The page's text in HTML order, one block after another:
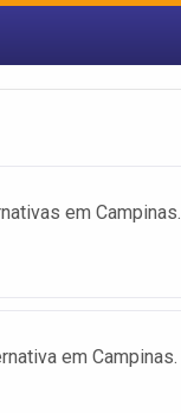
em Campinas.
em Campinas.